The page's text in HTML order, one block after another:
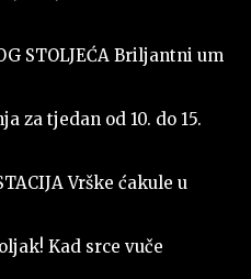
STOLJEĆA Briljantni um
za tjedan od 10. do 15.
Vrške ćakule u
Kad srce vuče